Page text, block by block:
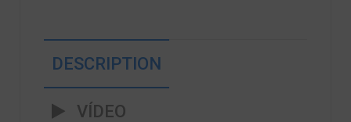
DESCRIPTION
VÍDEO